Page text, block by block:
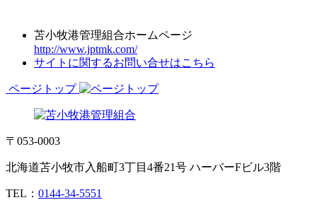
苫小牧港管理組合ホームページ
http://www.jptmk.com/
サイトに関するお問い合せはこちら
ページトップ
〒053-0003
北海道苫小牧市入船町3丁目4番21号 ハーバーFビル3階
TEL： 0144-34-5551